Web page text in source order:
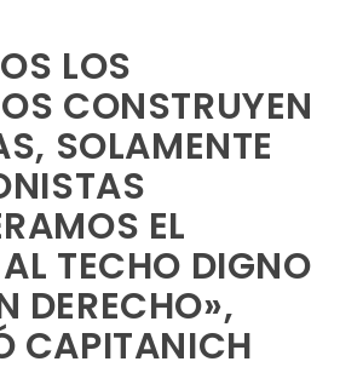
LOS
CONSTRUYEN
SOLAMENTE
EL
TECHO DIGNO
DERECHO»,
CAPITANICH